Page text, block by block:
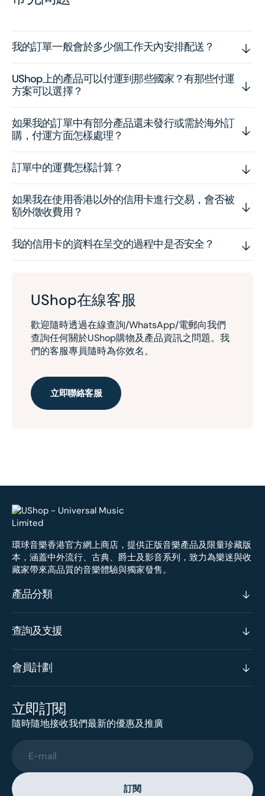
我的訂單一般會於多少個工作天內安排配送？
UShop上的產品可以付運到那些國家？有那些付運
方案可以選擇？
如果我的訂單中有部分產品還未發行或需於海外訂
購，付運方面怎樣處理？
訂單中的運費怎樣計算？
如果我在使用香港以外的信用卡進行交易，會否被
額外徵收費用？
我的信用卡的資料在呈交的過程中是否安全？
UShop在線客服
歡迎隨時透過在線查詢/WhatsApp/電郵向我們
查詢任何關於UShop購物及產品資訊之問題。我
們的客服專員隨時為你效名。
立即聯絡客服
環球音樂香港官方網上商店，提供正版音樂產品及限量珍藏版
本，涵蓋中外流行、古典、爵士及影音系列，致力為樂迷與收
藏家帶來高品質的音樂體驗與獨家發售。
產品分類
查詢及支援
會員計劃
立即訂閱
隨時隨地接收我們最新的優惠及推廣
E-mail
訂閱